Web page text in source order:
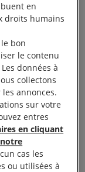
décent…
bonne
quelle que
pas
à cause des
d’austérité.
risquent
en
droits humains
bon
le contenu
données à
collectons
annonces.
sur votre
entres
en cliquant
cas les
ou utilisées à